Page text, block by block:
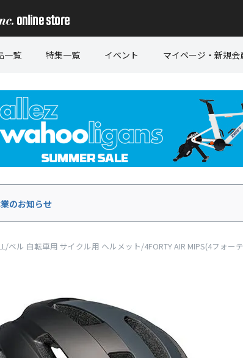
一覧 特集一覧 イベント マイページ・新規会
業のお知らせ
ベル 自転車用 サイクル用 ヘルメット/4FORTY AIR MIPS(4フォー